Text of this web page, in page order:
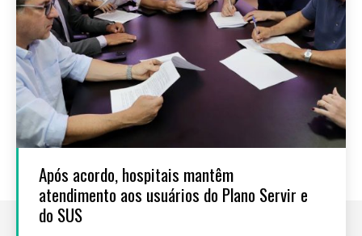
Após acordo, hospitais mantêm
atendimento aos usuários do Plano Servir e
do SUS